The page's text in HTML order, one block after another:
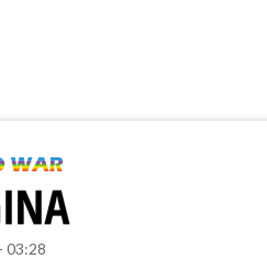
03:28